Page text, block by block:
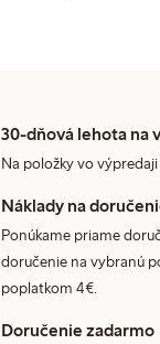
30-dňová lehota na
Na položky vo
Náklady na
Ponúkame priame
doručenie na vybranú
poplatkom 4€.
Doručenie zadarmo